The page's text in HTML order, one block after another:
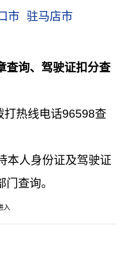
市
驻马店市
查询、驾驶证扣分查
打热线电话96598查
本人身份证及驾驶证
查询。